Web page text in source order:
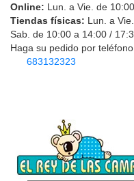
Online: Lun. a Vie. de
Tiendas físicas: Lun. a
Sab. de 10:00 a 14:00 /
Haga su pedido por teléfono
683132323